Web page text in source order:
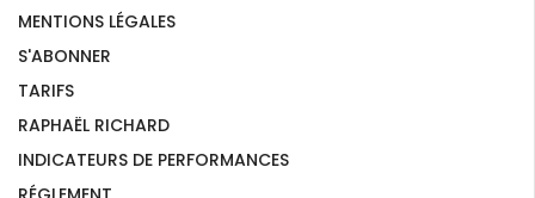
MENTIONS LÉGALES
S'ABONNER
TARIFS
RAPHAËL RICHARD
INDICATEURS DE PERFORMANCES